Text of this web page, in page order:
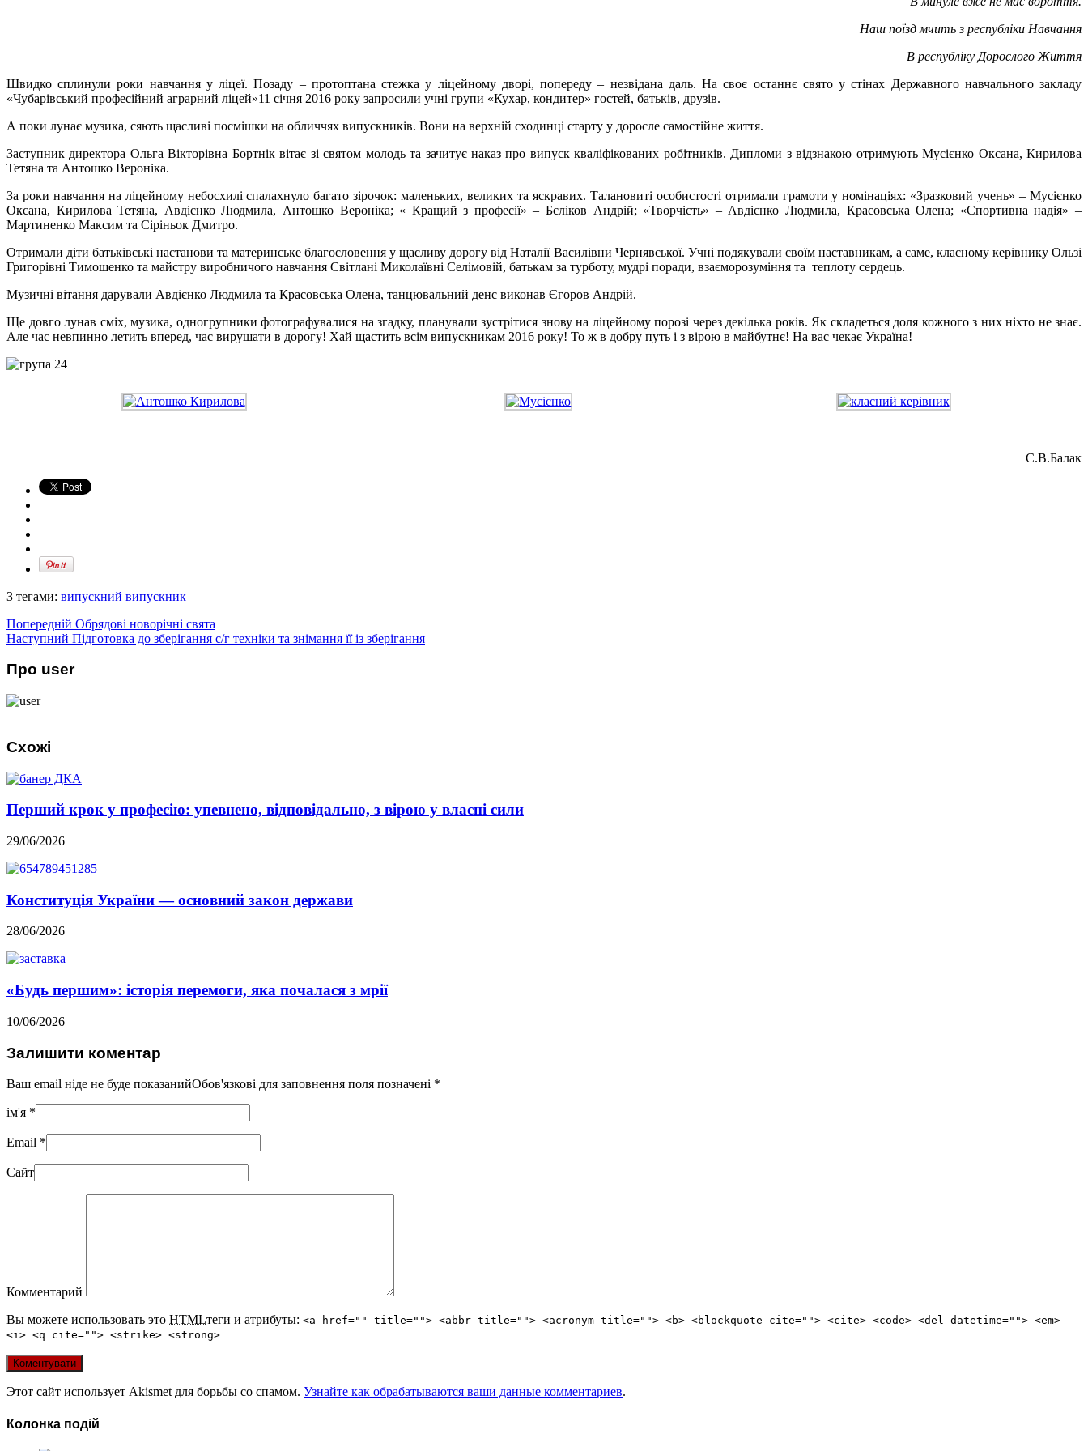
Наш поїзд мчить з республіки Навчання
В республіку Дорослого Життя
Швидко сплинули роки навчання у ліцеї. Позаду – протоптана стежка у ліцейному дворі, попереду – незвідана даль. На своє останнє свято у стінах Державного навчального закладу
«Чубарівський професійний аграрний ліцей»11 січня 2016 року запросили учні групи «Кухар, кондитер» гостей, батьків, друзів.
А поки лунає музика, сяють щасливі посмішки на обличчях випускників. Вони на верхній сходинці старту у доросле самостійне життя.
Заступник директора Ольга Вікторівна Бортнік вітає зі святом молодь та зачитує наказ про випуск кваліфікованих робітників. Дипломи з відзнакою отримують Мусієнко Оксана, Кирилова
Тетяна та Антошко Вероніка.
За роки навчання на ліцейному небосхилі спалахнуло багато зірочок: маленьких, великих та яскравих. Талановиті особистості отримали грамоти у номінаціях: «Зразковий учень» – Мусієнко
Оксана, Кирилова Тетяна, Авдієнко Людмила, Антошко Вероніка; « Кращий з професії» – Бєліков Андрій; «Творчість» – Авдієнко Людмила, Красовська Олена; «Спортивна надія» –
Мартиненко Максим та Сіріньок Дмитро.
Отримали діти батьківські настанови та материнське благословення у щасливу дорогу від Наталії Василівни Чернявської. Учні подякували своїм наставникам, а саме, класному керівнику Ользі
Григорівні Тимошенко та майстру виробничого навчання Світлані Миколаївні Селімовій, батькам за турботу, мудрі поради, взаєморозуміння та теплоту сердець.
Музичні вітання дарували Авдієнко Людмила та Красовська Олена, танцювальний денс виконав Єгоров Андрій.
Ще довго лунав сміх, музика, одногрупники фотографувалися на згадку, планували зустрітися знову на ліцейному порозі через декілька років. Як складеться доля кожного з них ніхто не знає.
Але час невпинно летить вперед, час вирушати в дорогу! Хай щастить всім випускникам 2016 року! То ж в добру путь і з вірою в майбутнє! На вас чекає Україна!
С.В.Балак
З тегами: випускний випускник
Попередній Обрядові новорічні свята
Наступний Підготовка до зберігання с/г техніки та знімання її із зберігання
Про user
Схожі
Перший крок у професію: упевнено, відповідально, з вірою у власні сили
29/06/2026
Конституція України — основний закон держави
28/06/2026
«Будь першим»: історія перемоги, яка почалася з мрії
10/06/2026
Залишити коментар
Ваш email ніде не буде показанийОбов'язкові для заповнення поля позначені *
ім'я *
Email *
Сайт
Комментарий
Вы можете использовать это HTMLтеги и атрибуты: <a href="" title=""> <abbr title=""> <acronym title=""> <b> <blockquote cite=""> <cite> <code> <del datetime=""> <em>
<i> <q cite=""> <strike> <strong>
Этот сайт использует Akismet для борьбы со спамом. Узнайте как обрабатываются ваши данные комментариев.
Колонка подій